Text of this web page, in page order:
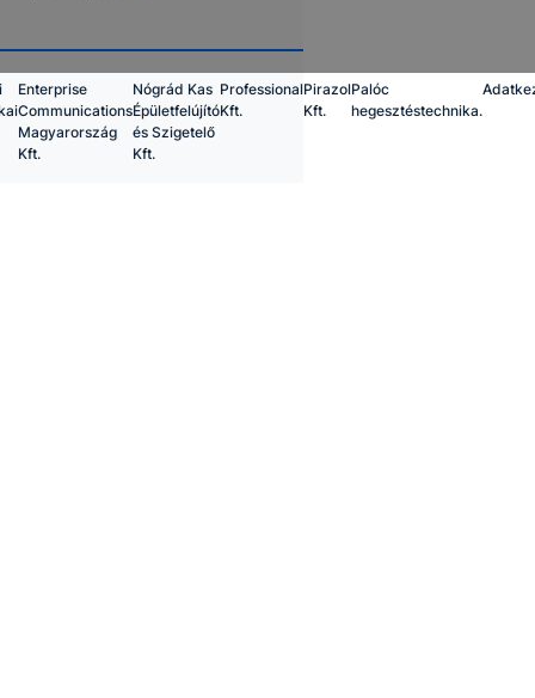
Enterprise
Communications
Magyarország
Kft.
Nógrád Kas
Épületfelújító
és Szigetelő
Kft.
Professional
Kft.
Pirazol
Kft.
Palóc
hegesztéstechnika.